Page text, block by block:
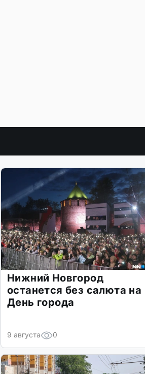
Нижний Новгород
останется без салюта на
День города
9 августа 0